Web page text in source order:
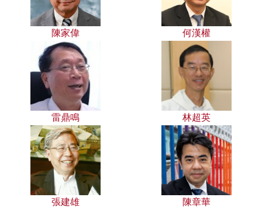
陳家偉 何漢權
雷鼎鳴 林超英
張建雄 陳章華